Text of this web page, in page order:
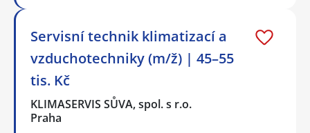
Servisní technik klimatizací a
vzduchotechniky (m/ž) | 45–55
tis. Kč
KLIMASERVIS SŮVA, spol. s r.o.
Praha